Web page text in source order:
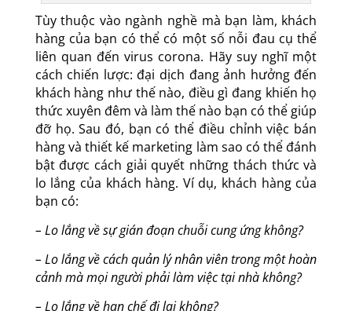
Covid-19
Tùy thuộc vào ngành nghề mà bạn làm, khách
hàng của bạn có thể có một số nỗi đau cụ thể
liên quan đến virus corona. Hãy suy nghĩ một
cách chiến lược: đại dịch đang ảnh hưởng đến
khách hàng như thế nào, điều gì đang khiến họ
thức xuyên đêm và làm thế nào bạn có thể giúp
đỡ họ. Sau đó, bạn có thể điều chỉnh việc bán
hàng và thiết kế marketing làm sao có thể đánh
bật được cách giải quyết những thách thức và
lo lắng của khách hàng. Ví dụ, khách hàng của
bạn có:
– Lo lắng về sự gián đoạn chuỗi cung ứng không?
– Lo lắng về cách quản lý nhân viên trong một hoàn
cảnh mà mọi người phải làm việc tại nhà không?